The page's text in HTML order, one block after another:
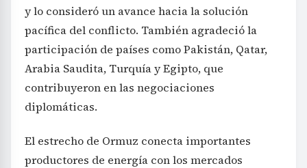
y lo consideró un avance hacia la solución
pacífica del conflicto. También agradeció la
participación de países como Pakistán, Qatar,
Arabia Saudita, Turquía y Egipto, que
contribuyeron en las negociaciones
diplomáticas.
El estrecho de Ormuz conecta importantes
productores de energía con los mercados